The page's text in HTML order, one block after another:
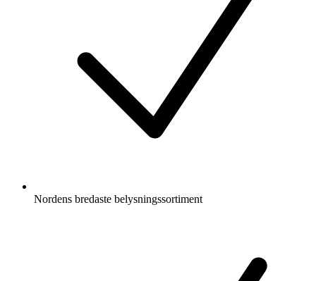
Nordens bredaste belysningssortiment